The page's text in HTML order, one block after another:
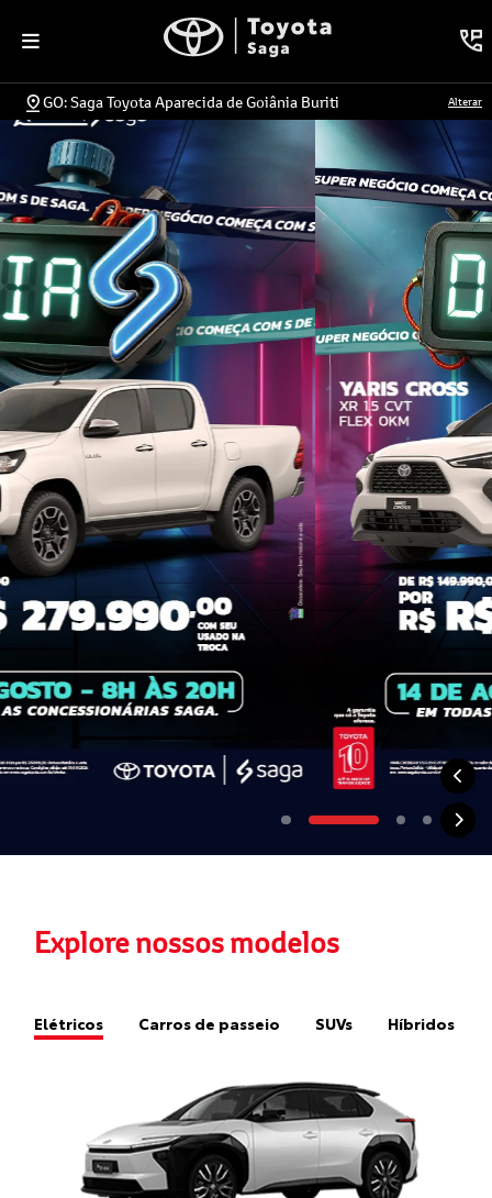
GO: Saga Toyota Aparecida de Goiânia Buriti Alterar
Explore nossos modelos
Elétricos Carros de passeio SUVs Híbridos